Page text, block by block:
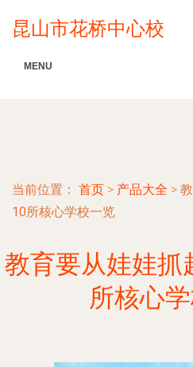
昆山市花桥中心校
MENU
当前位置： 首页 > 产品大全 >
10所核心学校一览
教育要从娃娃抓
所核心